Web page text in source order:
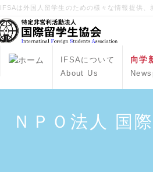
IFSAは外国人留学生のための様々な情報提供
IFSAについて
About Us
向学
ＮＰＯ法人 国